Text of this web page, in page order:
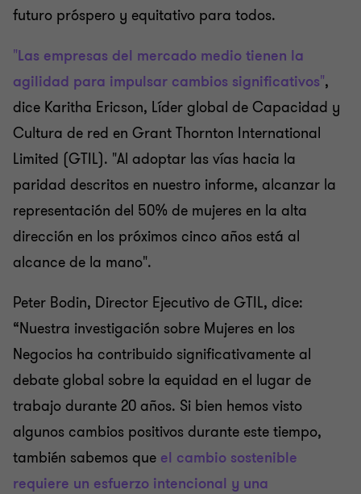
futuro próspero y equitativo para todos.
"Las empresas del mercado medio tienen la
agilidad para impulsar cambios significativos",
dice Karitha Ericson, Líder global de Capacidad y
Cultura de red en Grant Thornton International
Limited (GTIL). "Al adoptar las vías hacia la
paridad descritos en nuestro informe, alcanzar la
representación del 50% de mujeres en la alta
dirección en los próximos cinco años está al
alcance de la mano".
Peter Bodin, Director Ejecutivo de GTIL, dice:
“Nuestra investigación sobre Mujeres en los
Negocios ha contribuido significativamente al
debate global sobre la equidad en el lugar de
trabajo durante 20 años. Si bien hemos visto
algunos cambios positivos durante este tiempo,
también sabemos que el cambio sostenible
requiere un esfuerzo intencional y una